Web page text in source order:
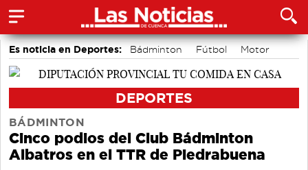
Es noticia en Deportes: Bádminton Fútbol
Motor
Bolos conquenses
DEPORTES
BÁDMINTON
Cinco podios del Club Bádminton
Albatros en el TTR de Piedrabuena